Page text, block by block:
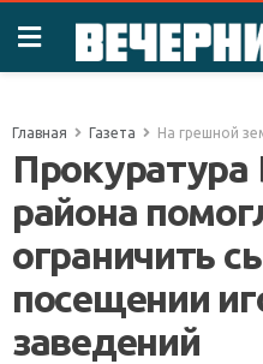
Главная Газета На грешной
Прокуратура
района
ограничить
посещении
заведений